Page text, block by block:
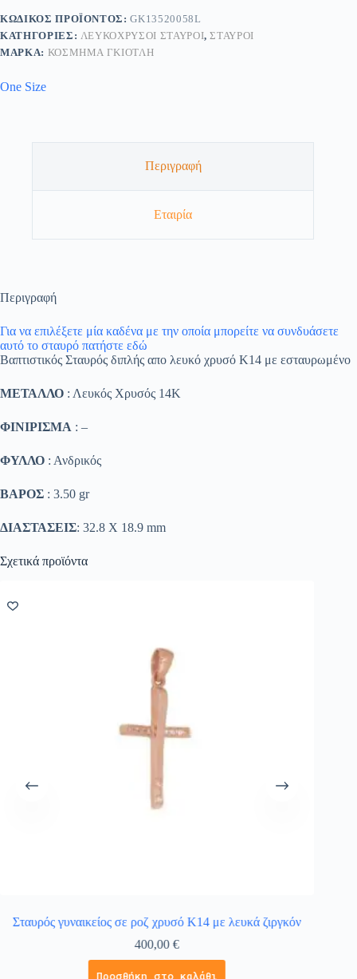
ΚΩΔΙΚΌΣ ΠΡΟΪΌΝΤΟΣ:GK13520058L
ΚΑΤΗΓΟΡΊΕΣ: ΛΕΥΚΌΧΡΥΣΟΙ ΣΤΑΥΡΟΊ,ΣΤΑΥΡΟΊ
ΜΆΡΚΑ: ΚΟΣΜΗΜΑ ΓΚΙΟΤΛΗ
One Size
Περιγραφή
Εταιρία
Περιγραφή
Για να επιλέξετε μία καδένα με την οποία μπορείτε να συνδυάσετε
αυτό το σταυρό πατήστε εδώ
Βαπτιστικός Σταυρός διπλής απο λευκό χρυσό Κ14 με εσταυρωμένο
ΜΕΤΑΛΛΟ : Λευκός Χρυσός 14K
ΦΙΝΙΡΙΣΜΑ : –
ΦΥΛΛΟ : Ανδρικός
ΒΑΡΟΣ : 3.50 gr
ΔΙΑΣΤΑΣΕΙΣ: 32.8 Χ 18.9 mm
Σχετικά προϊόντα
Σταυρός γυναικείος σε ροζ χρυσό Κ14 με λευκά ζιργκόν
400,00€
Προσθήκη στο καλάθι